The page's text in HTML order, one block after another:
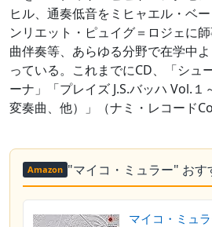
ヒル、通奏低音をミヒャエル・ベ
ンリエット・ピュイグ＝ロジェに
曲伴奏等、あらゆる分野で在学中
っている。これまでにCD、「シュ
ーナ」「プレイズ J.S.バッハ Vol.１
変奏曲、他）」（ナミ・レコード
Amazon "マイコ・ミュラー" おす
マイコ・ミュ